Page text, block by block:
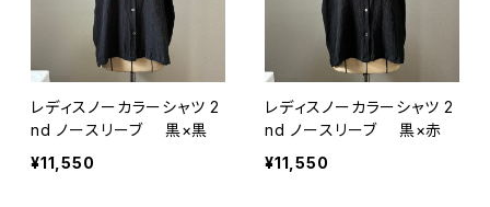
レディスノーカラーシャツ 2
nd ノースリーブ 黒×黒
¥11,550
レディスノーカラーシャツ 2
nd ノースリーブ 黒×赤
¥11,550